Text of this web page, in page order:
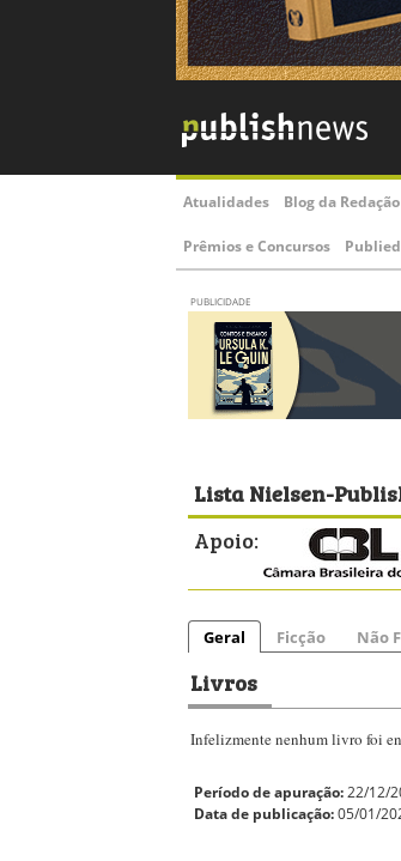
Atualidades Blog da Redação
Prêmios e Concursos
PUBLICIDADE
Lista Nielsen-
Apoio:
Geral Ficção Não
Livros
Infelizmente nenhum livro foi
Período de apuração:22/12/
Data de publicação:05/01/